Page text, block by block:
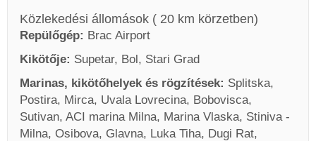
Közlekedési állomások ( 20 km körzetben)
Repülőgép: Brac Airport
Kikötője: Supetar, Bol, Stari Grad
Marinas, kikötőhelyek és rögzítések: Splitska,
Postira, Mirca, Uvala Lovrecina, Bobovisca,
Sutivan, ACI marina Milna, Marina Vlaska, Stiniva -
Milna, Osibova, Glavna, Luka Tiha, Dugi Rat,